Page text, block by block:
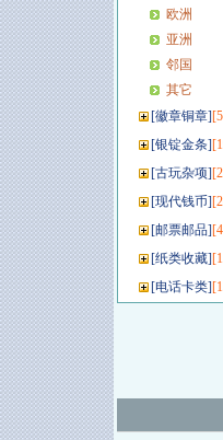
欧洲
亚洲
邻国
其它
[徽章铜章]
[银锭金条]
[古玩杂项]
[现代钱币]
[邮票邮品]
[纸类收藏]
[电话卡类]